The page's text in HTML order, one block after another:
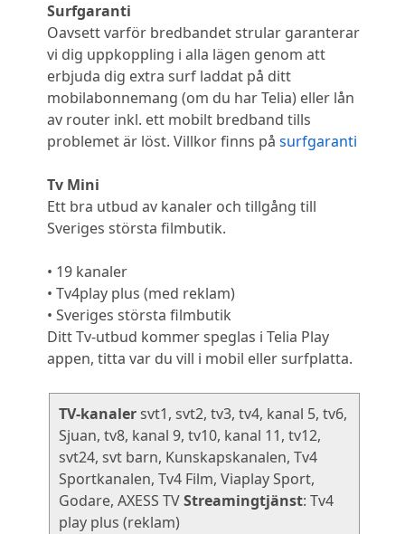
Surfgaranti
Oavsett varför bredbandet strular garanterar
vi dig uppkoppling i alla lägen genom att
erbjuda dig extra surf laddat på ditt
mobilabonnemang (om du har Telia) eller lån
av router inkl. ett mobilt bredband tills
problemet är löst. Villkor finns på surfgaranti
Tv Mini
Ett bra utbud av kanaler och tillgång till
Sveriges största filmbutik.
• 19 kanaler
• Tv4play plus (med reklam)
• Sveriges största filmbutik
Ditt Tv-utbud kommer speglas i Telia Play
appen, titta var du vill i mobil eller surfplatta.
TV-kanalersvt1, svt2, tv3, tv4, kanal 5, tv6,
Sjuan, tv8, kanal 9, tv10, kanal 11, tv12,
svt24, svt barn, Kunskapskanalen, Tv4
Sportkanalen, Tv4 Film, Viaplay Sport,
Godare, AXESS TVStreamingtjänst: Tv4
play plus (reklam)